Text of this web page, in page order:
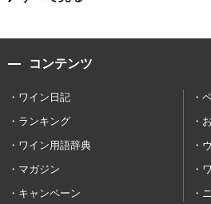
コンテンツ
ワイン日記
ランキング
ワイン用語辞典
マガジン
キャンペーン